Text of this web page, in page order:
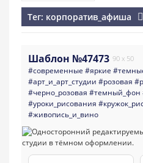
Тег: корпоратив_афиша
Шаблон №47473 90 x 50
#современные #яркие
#арт_и_арт_студии #розовая
#черно_розовая #темный_фон
#уроки_рисования
#живопись_и_вино